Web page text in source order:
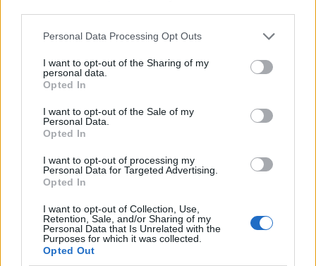
Please note that this website/app uses one or more Google
not limited to your visit or usage behaviour. You may click to
grant or deny consent to Google and its third-party tags to
use your data for below specified purposes in below Google
consent section.
Personal Data Processing Opt Outs
I want to opt-out of the Sharing of my
personal data.
Opted In
I want to opt-out of the Sale of my
Personal Data.
Opted In
I want to opt-out of processing my
Personal Data for Targeted Advertising.
Opted In
I want to opt-out of Collection, Use,
Retention, Sale, and/or Sharing of my
Personal Data that Is Unrelated with the
Purposes for which it was collected.
Opted Out
Παράλληλα πραγματοποιείται έκτακτη συνεδρίαση
του συντονιστικού στο Σιμόπουλο Ηλείας, με τη
συμμετοχή του υφυπουργού Προστασίας του